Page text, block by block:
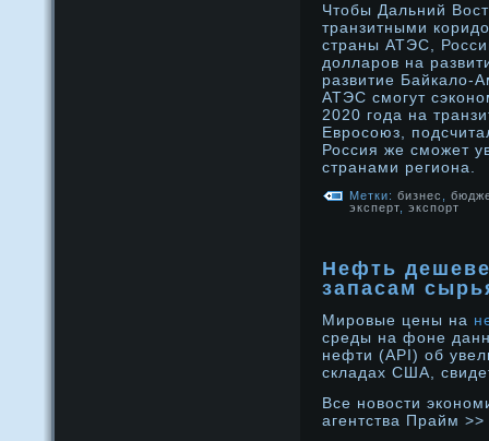
Чтобы Дальний
транзитными
страны АТЭС,
долларов на
развитие Байкало-
АТЭС смогут
2020 года на
Евросоюз,
Россия же сможет
странами региона.
Метки: бизнес
эксперт
экспорт
Нефть
запасам
Мировые цены на
среды на фоне
нефти (API) об
складах США,
Все нοвости
агентства Прайм >>